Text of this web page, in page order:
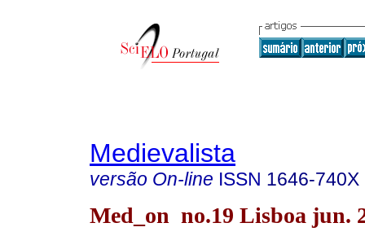
Medievalista
versão On-line ISSN 1646-740X
Med_on no.19 Lisboa jun.